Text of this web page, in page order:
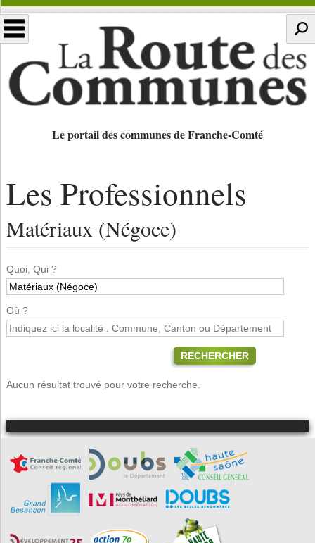
Le portail des communes de Franche-Comté
Les Professionnels
Matériaux (Négoce)
Quoi, Qui ?
Où ?
RECHERCHER
Aucun résultat trouvé pour votre recherche.